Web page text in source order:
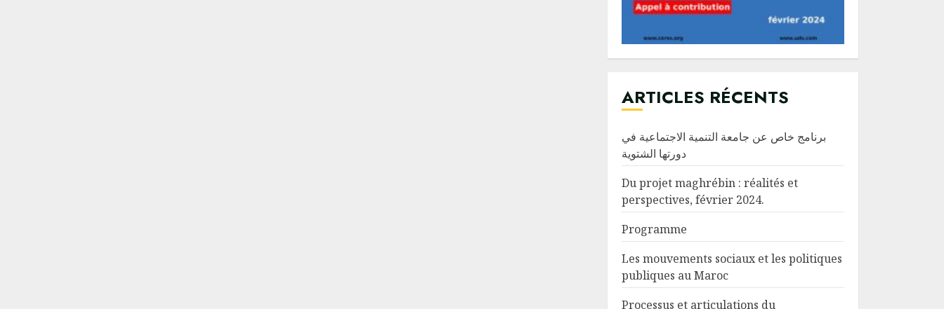
ARTICLES RÉCENTS
برنامج خاص عن جامعة التنمية الاجتماعية في
دورتها الشتوية
Du projet maghrébin : réalités et
perspectives, février 2024.
Programme
Les mouvements sociaux et les politiques
publiques au Maroc
Processus et articulations du